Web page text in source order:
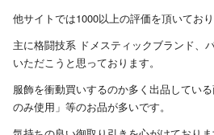
他サイトでは1000以上の評価を頂いており
主に格闘技系 ドメスティックブランド、
いただこうと思っております。
服飾を衝動買いするのか多く出品してい
のみ使用」等のお品が多いです。